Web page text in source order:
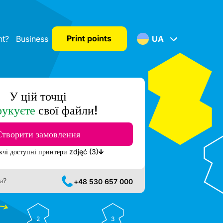
Business Print points UA
У цій точці
свої файли!
замовлення
Показати найближчі доступні принтери zdjęć (3)
+48 530 657 000
2 3